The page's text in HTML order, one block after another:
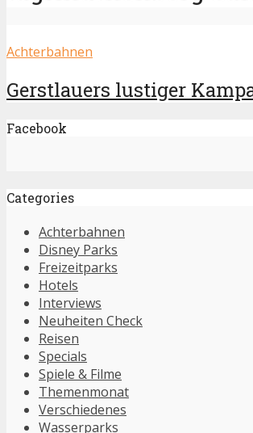
Achterbahnen
Gerstlauers lustiger
Facebook
Categories
Achterbahnen
Disney Parks
Freizeitparks
Hotels
Interviews
Neuheiten Check
Reisen
Specials
Spiele & Filme
Themenmonat
Verschiedenes
Wasserparks